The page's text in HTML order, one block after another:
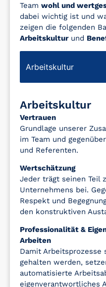
Team wohl und
dabei wichtig ist und
zeigen die folgenden
Arbeitskulturund
Arbeitskultur
Arbeitskultur
Vertrauen
Grundlage unserer
im Team und
und Referenten.
Wertschätzung
Jeder trägt seinen Teil
Unternehmens bei.
Respekt und
den konstruktiven
Professionalität &
Arbeiten
Damit Arbeitsprozesse
gehalten werden,
automatisierte
eigenverantwortliches